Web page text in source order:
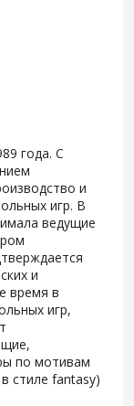
года. С
и
игр. В
ведущие
и
время в
игр,
по мотивам
стиле fantasy)